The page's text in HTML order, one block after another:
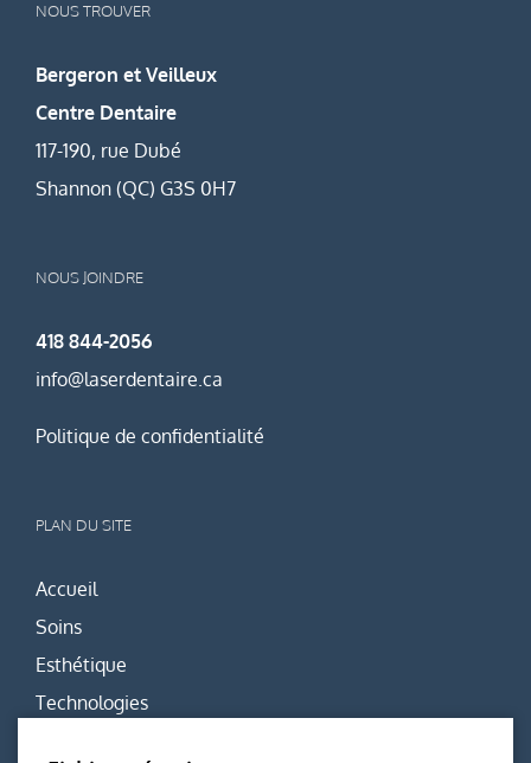
NOUS TROUVER
Bergeron et Veilleux
Centre Dentaire
117-190, rue Dubé
Shannon (QC) G3S 0H7
NOUS JOINDRE
418 844-2056
info@laserdentaire.ca
Politique de confidentialité
PLAN DU SITE
Accueil
Soins
Esthétique
Technologies